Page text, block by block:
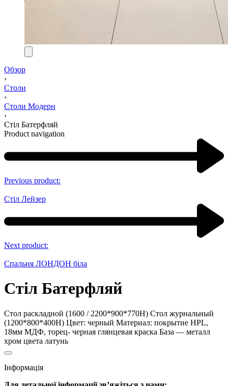
Обзор
›
Столи
›
Столи Модерн
›
Стіл Батерфляй
Product navigation
Previous product:
Стіл Лейзер
Next product:
Спальня ЛОНДОН біла
Стіл Батерфляй
Стол раскладной (1600 / 2200*900*770Н) Стол журнальный
(1200*800*400Н) Цвет: черный Материал: покрытие HPL,
18мм МДФ, торец- черная глянцевая краска База — металл
хром цвета латунь
Інформація